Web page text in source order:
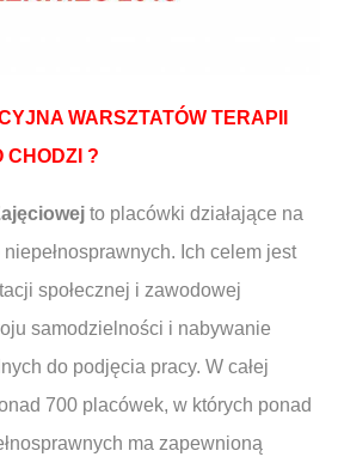
WARSZTATÓW TERAPII
CHODZI ?
to placówki działające na
niepełnosprawnych. Ich celem jest
społecznej i zawodowej
samodzielności i nabywanie
do podjęcia pracy. W całej
700 placówek, w których ponad
ma zapewnioną